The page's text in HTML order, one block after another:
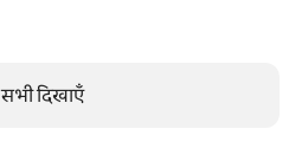
सभी दिखाएँ